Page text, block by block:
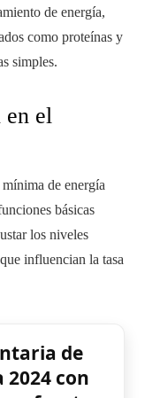
de energía,
como proteínas y
simples.
el
de energía
básicas
los niveles
influencian la tasa
de
2024 con